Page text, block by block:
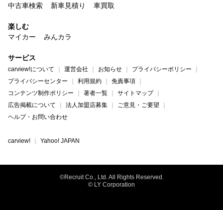
中古車検索
新車見積り 車買取
楽しむ
マイカー
みんカラ
サービス
carview!について 運営会社 お知らせ
プライバシーポリシー
プライバシーセンター
利用規約
免責事項
コンテンツ制作ポリシー
著者一覧
サイトマップ
広告掲載について
法人加盟店募集
ご意見・ご要望
ヘルプ・お問い合わせ
carview! Yahoo! JAPAN
©Recruit Co., Ltd. All Rights Reserved.
© LY Corporation